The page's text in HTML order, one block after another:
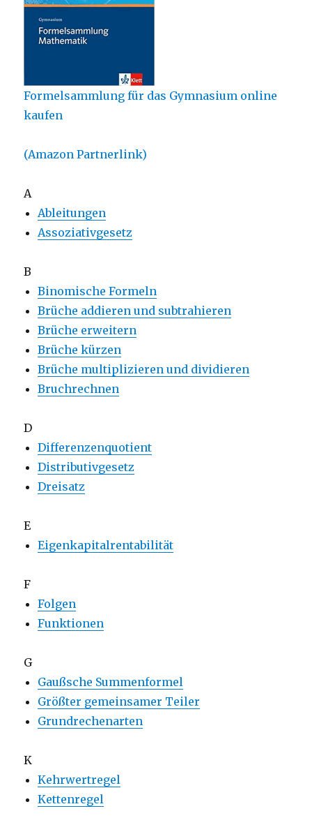
Formelsammlung für das Gymnasium online
kaufen
(Amazon Partnerlink)
A
Ableitungen
Assoziativgesetz
B
Binomische Formeln
Brüche addieren und subtrahieren
Brüche erweitern
Brüche kürzen
Brüche multiplizieren und dividieren
Bruchrechnen
D
Differenzenquotient
Distributivgesetz
Dreisatz
E
Eigenkapitalrentabilität
F
Folgen
Funktionen
G
Gaußsche Summenformel
Größter gemeinsamer Teiler
Grundrechenarten
K
Kehrwertregel
Kettenregel